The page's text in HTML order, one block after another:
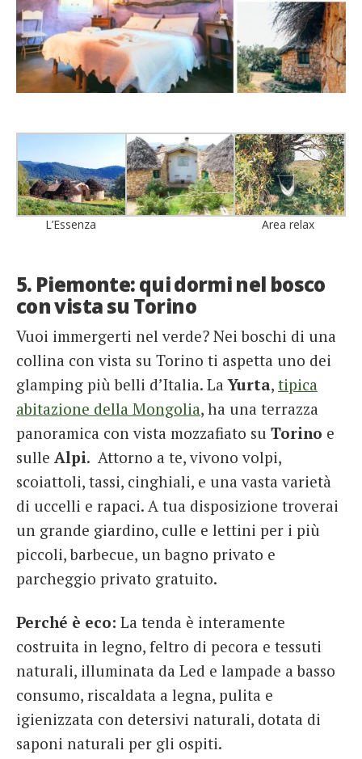
L’Essenza Area relax
5. Piemonte: qui dormi nel bosco
con vista su Torino
Vuoi immergerti nel verde? Nei boschi di una
collina con vista su Torino ti aspetta uno dei
glamping più belli d’Italia. LaYurta, tipica
abitazione della Mongolia, ha una terrazza
panoramica con vista mozzafiato su Torino e
sulle Alpi. Attorno a te, vivono volpi,
scoiattoli, tassi, cinghiali, e una vasta varietà
di uccelli e rapaci. A tua disposizione troverai
un grande giardino, culle e lettini per i più
piccoli, barbecue, un bagno privato e
parcheggio privato gratuito.
Perché è eco: La tenda è interamente
costruita in legno, feltro di pecora e tessuti
naturali, illuminata da Led e lampade a basso
consumo, riscaldata a legna, pulita e
igienizzata con detersivi naturali, dotata di
saponi naturali per gli ospiti.